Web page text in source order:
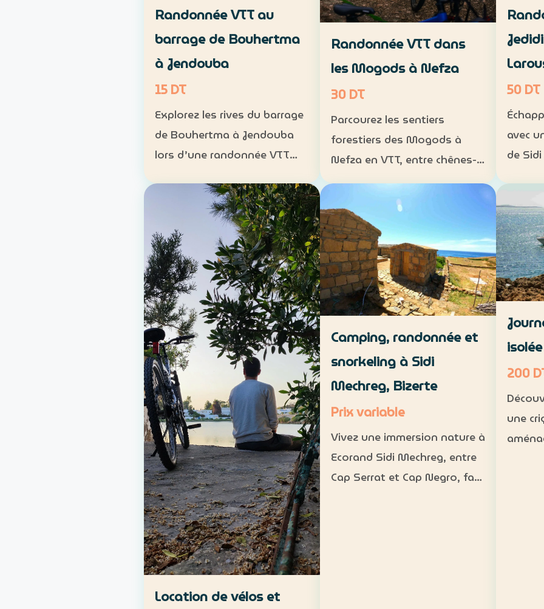
Randonnée VTT au
barrage de Bouhertma
à Jendouba
15 DT
Explorez les rives du barrage
de Bouhertma à Jendouba
lors d’une randonnée VTT
préservé. Durée : environ 1 h
à 1 h 30 Niveau :
intermédiaire Groupe : de 5 à
16 participants Tarif : 15 DT
par perso…
Randonnée VTT dans
les Mogods à Nefza
30 DT
Parcourez les sentiers
forestiers des Mogods à
Nefza en VTT, entre chênes-
lièges, paysages préservés et
savoir-faire local. VTT : 1 h à 1
h 30, niveau intermédiaire —
30 DT par personne Déjeuner
maison : 35 DT par pers…
50 DT
avec
de
11
Location de vélos et
Camping, randonnée et
snorkeling à Sidi
Mechreg, Bizerte
Prix variable
Vivez une immersion nature à
Ecorand Sidi Mechreg, entre
Cap Serrat et Cap Negro, face
200
une